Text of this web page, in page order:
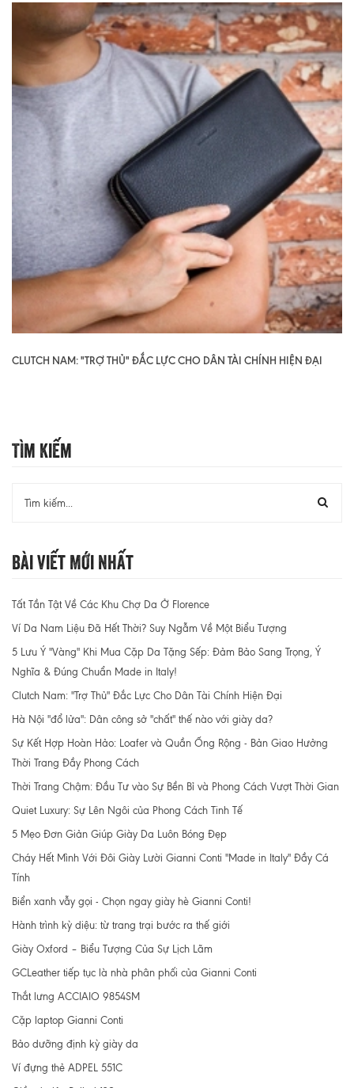
CLUTCH NAM: "TRỢ THỦ" ĐẮC LỰC CHO DÂN TÀI CHÍNH HIỆN ĐẠI
Tìm Kiếm
Bài Viết Mới Nhất
Tất Tần Tật Về Các Khu Chợ Da Ở Florence
Ví Da Nam Liệu Đã Hết Thời? Suy Ngẫm Về Một Biểu Tượng
5 Lưu Ý "Vàng" Khi Mua Cặp Da Tặng Sếp: Đảm Bảo Sang Trọng, Ý
Nghĩa & Đúng Chuẩn Made in Italy!
Clutch Nam: "Trợ Thủ" Đắc Lực Cho Dân Tài Chính Hiện Đại
Hà Nội "đổ lửa": Dân công sở "chất" thế nào với giày da?
Sự Kết Hợp Hoàn Hảo: Loafer và Quần Ống Rộng - Bản Giao Hưởng
Thời Trang Đầy Phong Cách
Thời Trang Chậm: Đầu Tư vào Sự Bền Bỉ và Phong Cách Vượt Thời Gian
Quiet Luxury: Sự Lên Ngôi của Phong Cách Tinh Tế
5 Mẹo Đơn Giản Giúp Giày Da Luôn Bóng Đẹp
Cháy Hết Mình Với Đôi Giày Lười Gianni Conti "Made in Italy" Đầy Cá
Tính
Biển xanh vẫy gọi - Chọn ngay giày hè Gianni Conti!
Hành trình kỳ diệu: từ trang trại bước ra thế giới
Giày Oxford – Biểu Tượng Của Sự Lịch Lãm
GCLeather tiếp tục là nhà phân phối của Gianni Conti
Thắt lưng ACCIAIO 9854SM
Cặp laptop Gianni Conti
Bảo dưỡng định kỳ giày da
Ví đựng thẻ ADPEL 551C